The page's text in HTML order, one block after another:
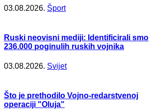
03.08.2026. Šport
Ruski neovisni mediji: Identificirali smo
236.000 poginulih ruskih vojnika
03.08.2026. Svijet
Što je prethodilo Vojno-redarstvenoj
operaciji "Oluja"